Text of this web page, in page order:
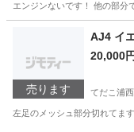
エンジンないです！ 他の部分
てだ
売ります
AJ4 イ
20,000円
てだこ浦
左足のメッシュ部分切れてま